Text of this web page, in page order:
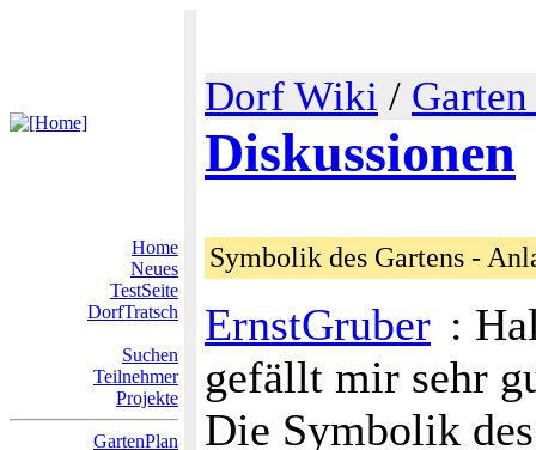
Dorf Wiki /
Diskussionen
Home
Neues
TestSeite
DorfTratsch
Suchen
Teilnehmer
Projekte
GartenPlan
Symbolik des Gartens -
ErnstGruber :
gefällt mir sehr
Die Symbolik